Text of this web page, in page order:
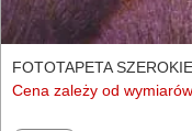
FOTOTAPETA
Cena zależy od wymiarów